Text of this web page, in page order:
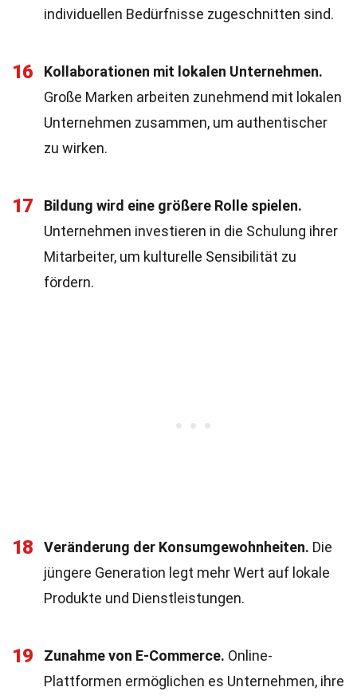
individuellen Bedürfnisse zugeschnitten sind.
16
Kollaborationen mit lokalen Unternehmen.
Große Marken arbeiten zunehmend mit lokalen
Unternehmen zusammen, um authentischer
zu wirken.
17
Bildung wird eine größere Rolle spielen.
Unternehmen investieren in die Schulung ihrer
Mitarbeiter, um kulturelle Sensibilität zu
fördern.
18 Veränderung der Konsumgewohnheiten. Die
jüngere Generation legt mehr Wert auf lokale
Produkte und Dienstleistungen.
19 Zunahme von E-Commerce. Online-
Plattformen ermöglichen es Unternehmen, ihre